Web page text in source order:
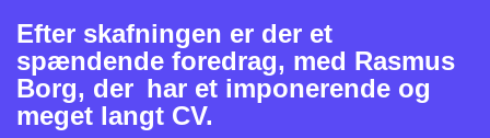
Efter skafningen er der et
spændende foredrag, med Rasmus
Borg, der har et imponerende og
meget langt CV.